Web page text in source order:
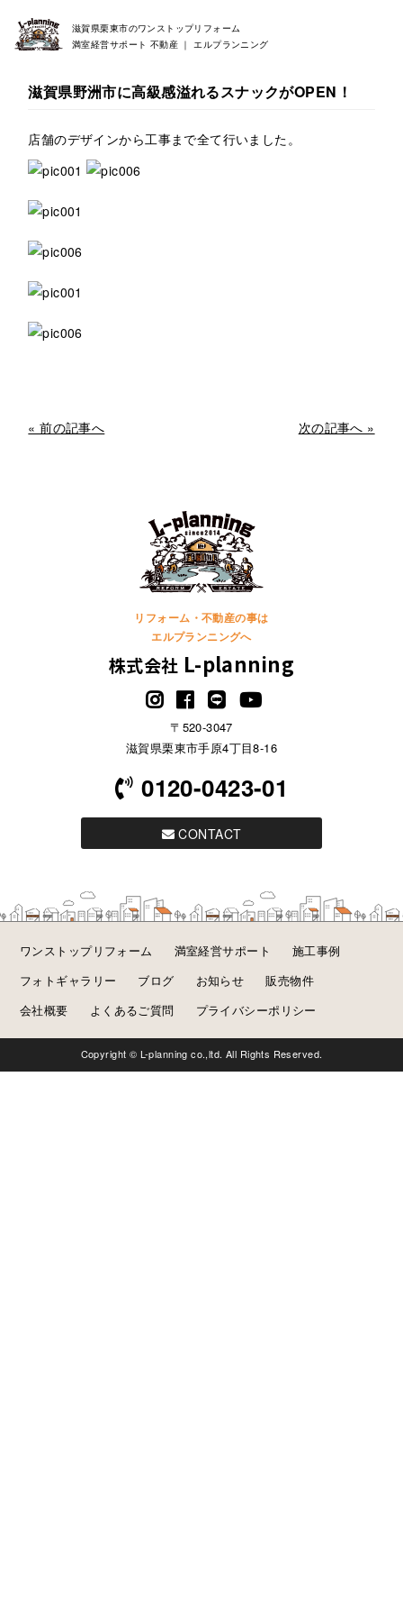
滋賀県栗東市のワンストップリフォーム
満室経営サポート 不動産 ｜ エルプランニング
滋賀県野洲市に高級感溢れるスナックがOPEN！
店舗のデザインから工事まで全て行いました。
« 前の記事へ 次の記事へ »
リフォーム・不動産の事は
エルプランニングへ
株式会社 L-planning
〒520-3047
滋賀県栗東市手原4丁目8-16
0120-0423-01
CONTACT
ワンストップリフォーム 満室経営サポート
施工事例
フォトギャラリー
ブログ お知らせ
販売物件
会社概要
よくあるご質問 プライバシーポリシー
Copyright © L-planning co.,ltd. All Rights Reserved.